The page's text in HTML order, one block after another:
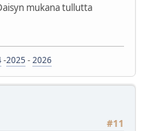
mukana tullutta
-2025 -2026
#11